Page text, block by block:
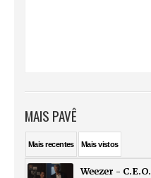
MAIS PAVÊ
Maisrecentes Maisvistos
Weezer - C.E.O.